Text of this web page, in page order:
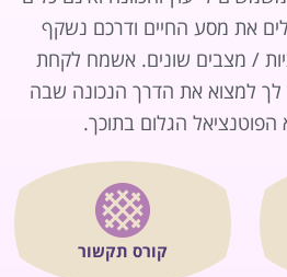
את מסע החיים ודרכם נשקף
/ מצבים שונים. אשמח לקחת
למצוא את הדרך הנכונה שבה
הגלום בתוכך.
קורס תקשור